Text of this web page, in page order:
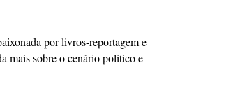
por livros-reportagem e
mais sobre o cenário político e